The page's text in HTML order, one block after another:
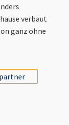
verbaut
ganz ohne